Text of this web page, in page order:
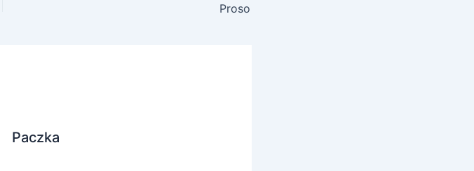
Proso
Paczka